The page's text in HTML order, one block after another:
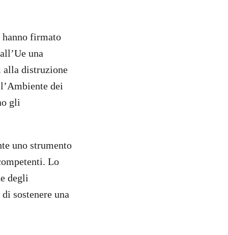
firmato
una
alla distruzione
dei
gli
uno strumento
Lo
degli
sostenere una